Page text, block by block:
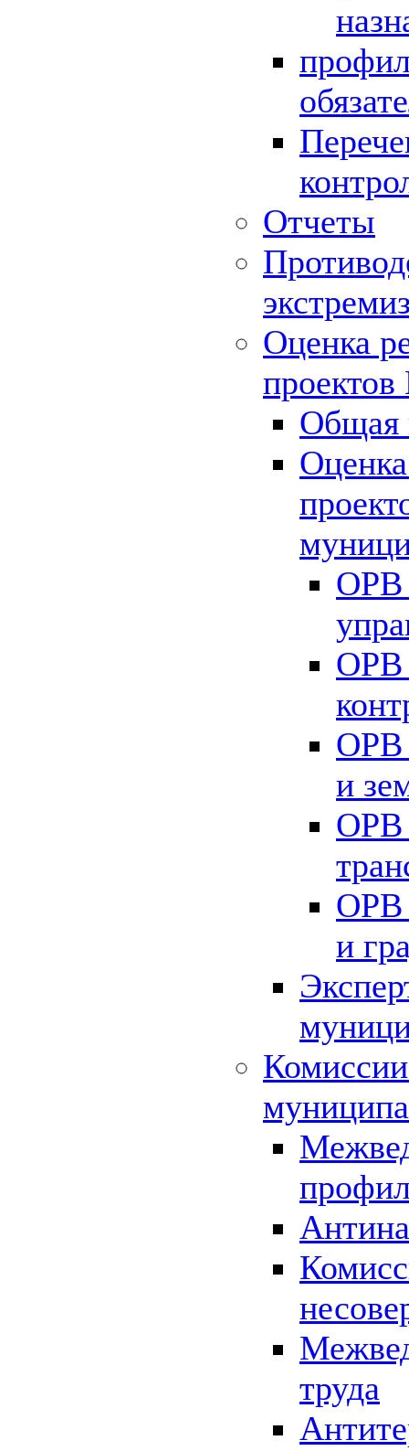
Отчеты
Оценка
Общая
ОРВ
ОРВ
ОРВ
и
ОРВ
ОРВ
и
труда